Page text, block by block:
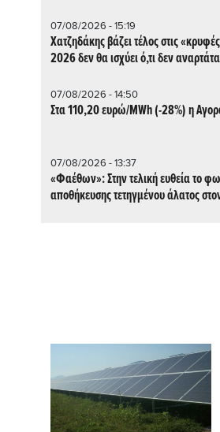
07/08/2026 - 15:19
Χατζηδάκης βάζει τέλος στις
2026 δεν θα ισχύει ό,τι δεν
07/08/2026 - 14:50
Στα 110,20 ευρώ/MWh (-28%) η
07/08/2026 - 13:37
«Φαέθων»: Στην τελική ευθεία το
αποθήκευσης τετηγμένου άλατος